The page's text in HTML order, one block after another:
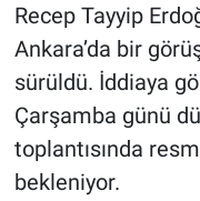
Recep Tayyip
Ankara’da bir
sürüldü. İddiaya
Çarşamba günü
toplantısında
bekleniyor.